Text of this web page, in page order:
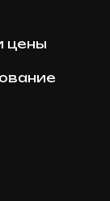
цены